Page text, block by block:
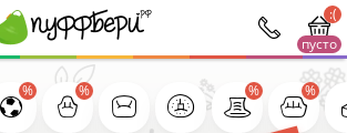
:(
пусто